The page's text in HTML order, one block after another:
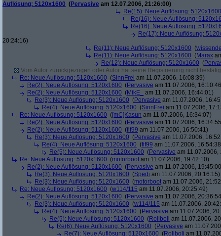
Auflösung: 5120x1600 (Pervasive am 12.07.2006, 21:26:00)
Re(15): Neue Auflösung: 5120x1600
Re(16): Neue Auflösung:
Re(16): Neue Auflösung:
Re(17): Neue Auflösung:
20:24:16)
Re(11): Neue Auflösung: 5120x1600 (
Re(11): Neue Auflösung: 5120x1600 (Marax
Re(12): Neue Auflösung: 5120x1600 (
Vom Autor zurückgezogen oder Autor hat seine Registrierung nicht
Re: Neue Auflösung: 5120x1600 (SinnFrei am 11.07.2006, 16:08:39)
Re(2): Neue Auflösung: 5120x1600 (Pervasive am 11.07.2006,
Re(2): Neue Auflösung: 5120x1600 (MikE_
am 11.07.2006, 16:44:01)
Re(3): Neue Auflösung: 5120x1600 (Pervasive am 11.07.2006,
Re(4): Neue Auflösung: 5120x1600 (SinnFrei am 11.07.2006,
Re: Neue Auflösung: 5120x1600 ([mC]Kasun am 11.07.2006, 16:34:07)
Re(2): Neue Auflösung: 5120x1600 (Pervasive am 11.07.2006,
Re(2): Neue Auflösung: 5120x1600 (fif99 am 11.07.2006, 16:50:41)
Re(3): Neue Auflösung: 5120x1600 (Pervasive am 11.07.2006,
Re(4): Neue Auflösung: 5120x1600 (fif99 am 11.07.2006,
Re(5): Neue Auflösung: 5120x1600 (Pervasive am 11.07.2006,
Re: Neue Auflösung: 5120x1600 (motorboot am 11.07.2006, 19:42:10)
Re(2): Neue Auflösung: 5120x1600 (Pervasive am 11.07.2006,
Re(3): Neue Auflösung: 5120x1600 (Spedi am 11.07.2006, 20:16:15)
Re(3): Neue Auflösung: 5120x1600 (motorboot am 11.07.2006,
Re: Neue Auflösung: 5120x1600 (w114/115 am 11.07.2006, 20:25:49)
Re(2): Neue Auflösung: 5120x1600 (Pervasive am 11.07.2006,
Re(3): Neue Auflösung: 5120x1600 (w114/115 am 11.07.2006,
Re(4): Neue Auflösung: 5120x1600 (Pervasive am 11.07.2006,
Re(5): Neue Auflösung: 5120x1600 (Roliboli am 11.07.2006,
Re(6): Neue Auflösung: 5120x1600 (Pervasive am
Re(7): Neue Auflösung: 5120x1600 (Roliboli am